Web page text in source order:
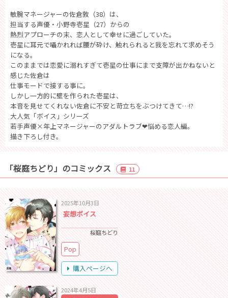
敏腕マネージャーの佐倉敦（38）は、
担当する声優・小野寺壱星（27）からの
熱烈アプローチの末、恋人として幸せに過ごしていた。
壱星に耳元で囁かれれば腰が砕け、触れられると我を忘れて求めそう
になる。
このままでは恋愛に溺れすぎて壱星の仕事にまで支障が出かねないと
感じた佐倉は
仕事モードで接する事に。
しかし一方的に壁を作られた壱星は、
本音を見せてくれない佐倉に不安と苛立ちをぶつけてきて…!?
大人気「ボイス」シリーズ
若手声優×年上マネージャーのアダルトラブ❤悩める恋人編。
描き下ろし付き。
「桜庭ちどり」のコミックス 11
2025年10月3日
妄想ボイス
桜庭ちどり
Pop
購入ページへ
2024年4月5日